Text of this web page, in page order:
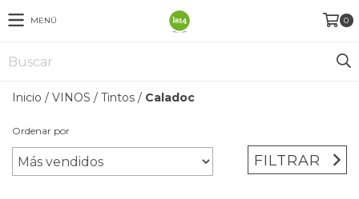
MENÚ 0
Inicio / VINOS / Tintos / Caladoc
Ordenar por
FILTRAR